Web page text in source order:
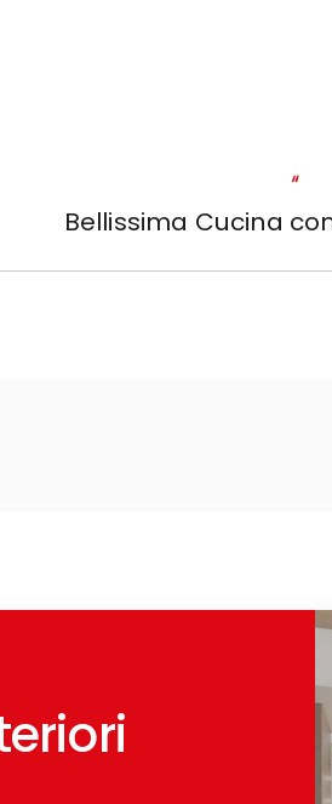
"
Bellissima Cucina